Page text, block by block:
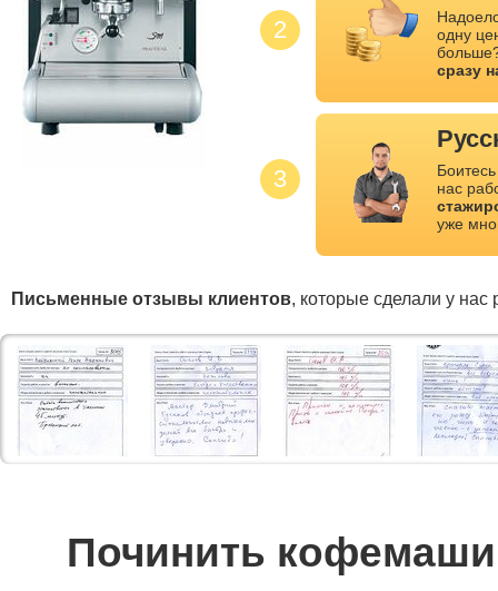
2
3
одну
сразу
нас
уже
Письменные отзывы клиентов, которые сделали у нас
Починить